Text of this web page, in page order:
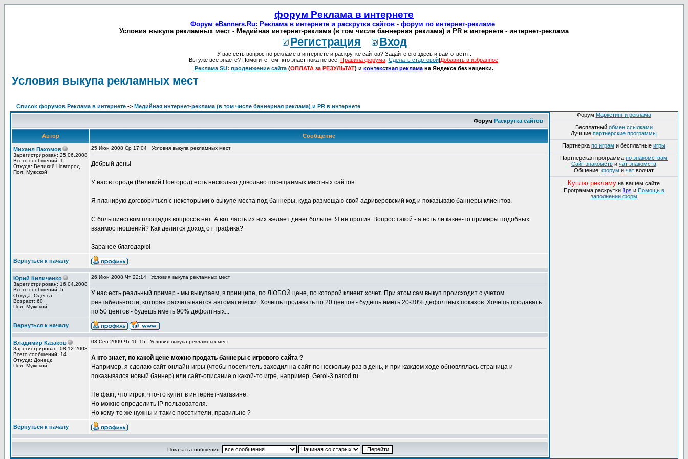
форум Реклама в интернете
Форум eBanners.Ru: Реклама в интернете и раскрутка сайтов - форум по интернет-рекламе
Условия выкупа рекламных мест - Медийная интернет-реклама (в том числе баннерная реклама) и PR в интернете - интернет-реклама
Регистрация Вход
У вас есть вопрос по рекламе в интернете и раскрутке сайтов? Задайте его здесь и вам ответят.
Вы уже всё знаете? Помогите тем, кто знает пока не всё. Правила форума| Сделать стартовой|Добавить в избранное.
Реклама SU: продвижение сайта (ОПЛАТА за РЕЗУЛЬТАТ) и контекстная реклама на Яндексе без наценки.
Условия выкупа рекламных мест
Список форумов Реклама в интернете -> Медийная интернет-реклама (в том числе баннерная реклама) и PR в интернете
Форум Раскрутка сайтов
Автор Сообщение
Михаил Пахомов
Зарегистрирован: 25.06.2008
Всего сообщений: 1
Откуда: Великий Новгород
Пол: Мужской
25 Июн 2008 Ср 17:04 Условия выкупа рекламных мест
Добрый день!
У нас в городе (Великий Новгород) есть несколько довольно посещаемых местных сайтов.
Я планирую договориться с некоторыми о выкупе места под баннеры, куда размещаю свой адриверовский код и показываю баннеры клиентов.
С большинством площадок вопросов нет. А вот часть из них желает денег больше. Я не против. Вопрос такой - а есть ли какие-то примеры подобных
взаимоотношений? Как делится доход от трафика?
Заранее благодарю!
Вернуться к началу
Юрий Киличенко
Зарегистрирован: 16.04.2008
Всего сообщений: 5
Откуда: Одесса
Возраст: 60
Пол: Мужской
26 Июн 2008 Чт 22:14 Условия выкупа рекламных мест
У нас есть реальный пример - мы выкупаем, в принципе, по ЛЮБОЙ цене, по которой клиент хочет. При этом сам выкуп происходит с учетом
рентабельности, которая расчитывается автоматически. Хочешь продавать по 20 центов - будешь иметь 20-30% дефолтных показов. Хочешь продавать
по 50 центов - будешь иметь 90% дефолтных...
Вернуться к началу
Владимир Казаков
Зарегистрирован: 08.12.2008
Всего сообщений: 14
Откуда: Донецк
Пол: Мужской
03 Сен 2009 Чт 16:15 Условия выкупа рекламных мест
А кто знает, по какой цене можно продать баннеры с игрового сайта ?
Например, я сделаю сайт онлайн-игры (чтобы посетитель заходил на сайт по нескольку раз в день, и при каждом ходе обновлялась страница и
показывался новый баннер) или сайт-описание о какой-то игре, например, Geroi-3.narod.ru.
Не факт, что игрок, что-то купит в интернет-магазине.
Но можно определить IP пользователя.
Но кому-то же нужны и такие посетители, правильно ?
Вернуться к началу
Показать сообщения:
Форум Маркетинг и реклама
Бесплатный обмен ссылками
Лучшие партнерские программы
Партнерка по играм и бесплатные игры
Партнерская программа по знакомствам
Сайт знакомств и чат знакомств
Общение: форум и чат волчат
Куплю рекламу на вашем сайте
Программа раскрутки 1ps и Помощь в
заполнении форм